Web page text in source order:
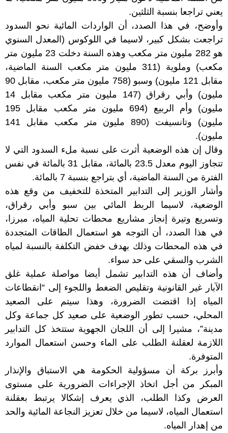
يعني تراجعا بنسبة الثلثين.
وأوضح، في هذا الصدد، أن الواردات المائية نحو السدود
تراجعت بشكل كبير، لاسيما في اللوكوس (المعدل السنوي
هو 282 مليون متر مكعب وهذه السنة دخلت 23 مليون متر
مكعب) وملوية (311 مليون متر مكعب السنة الماضية،
مقابل 121 مليون) وسبو (758 مليون متر مكعب، مقابل 90
مليون) وأبي رقراق (147 مليون متر مكعب مقابل 14
مليون) وأم الربيع (694 مليون متر مكعب مقابل 195
مليون) وتانسيفت (890 مليون متر مكعب مقابل 141
مليون).
وقال إن هذه الوضعية أثرت على نسبة ملء السدود التي لا
تتجاوز اليوم معدل 23.5 بالمائة، مقابل 31 بالمائة في نفس
الفترة من السنة الماضية، أي بتراجع بنسبة 7 بالمائة.
وأشار الوزير إلى التدابير المتخذة للتخفيف من وقع هذه
الوضعية، لاسيما الربط المائي بين سبو وأبي رقراق،
وتسريع وتيرة إنجاز مشاريع محطات تحلية المياه، مبرزا،
في هذا الصدد، أن التوجه هو استعمال الطاقات المتجددة
في هذه المحطات وذلك بهدف خفض التكلفة بالنسبة لمياه
الشرب والسقي على حد سواء.
وأضاف أن هذه التدابير تشمل أيضا مواصلة عملية غلق
الآبار غير القانونية وتقليص الضغط واللجوء إلى “انقطاعات
المياه إذا اقتضت الضرورة، وهذا سيتم على الصعيد
المحلي، حسب تطور الوضعية على صعيد كل جماعة وكل
مدينة”، مشيرا إلى أن اللجان الجهوية ستتخذ كل التدابير
اللازمة لعقلنة الطلب على الماء وحسن استعمال الموارد
المتوفرة.
وأبرز بركة أن مسؤولية الحكومة هي الاستباق والإنذار
المبكر من أجل اتخاذ الإجراءات الضرورية على مستوى
العرض وكذا الطلب، الذي يعرف إشكالا يرتبط بعقلنة
استعمال المياه، لاسيما من خلال تعزيز النجاعة المائية والحد
من إهدار المياه.